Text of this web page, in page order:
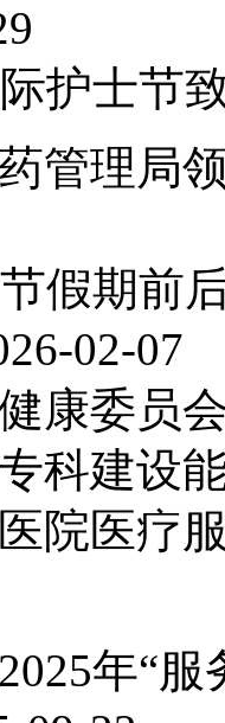
护士节
管理局
假期前
02-07
康委员
科建设
院医疗
年“